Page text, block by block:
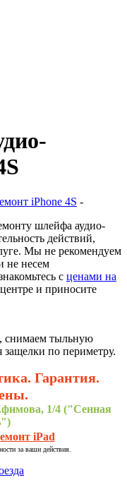
iPhone 4S -
шлейфа аудио-
действий,
Мы не рекомендуем
не несем
с ценами на
и приносите
снимаем тыльную
по периметру.
Гарантия.
1/4 ("Сенная
iPad
за ваши действия.